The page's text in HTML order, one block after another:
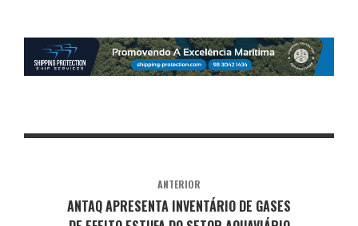
ANTERIOR
ANTAQ APRESENTA INVENTÁRIO DE GASES